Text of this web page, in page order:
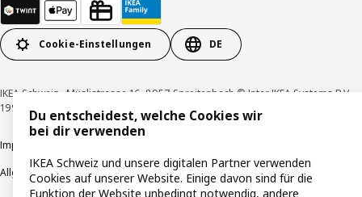
Cookie-Einstellungen DE
IKEA Schweiz - Müslistrasse 16, 8957 Spreitenbach © Inter IKEA Systems B.V.
1999-2026
Impressum / Datenschutzerklärung
Allgemeine Geschäftsbedingungen
Du entscheidest, welche Cookies wir
bei dir verwenden
IKEA Schweiz und unsere digitalen Partner verwenden
Cookies auf unserer Website. Einige davon sind für die
Funktion der Website unbedingt notwendig, andere